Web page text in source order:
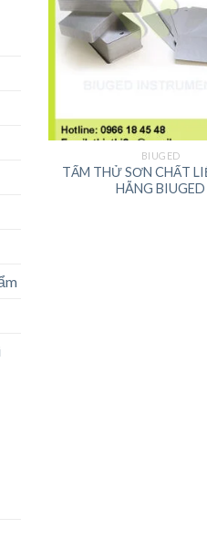
BIUGED
TẤM THỬ SƠN CHẤT
HÃNG BIUGED